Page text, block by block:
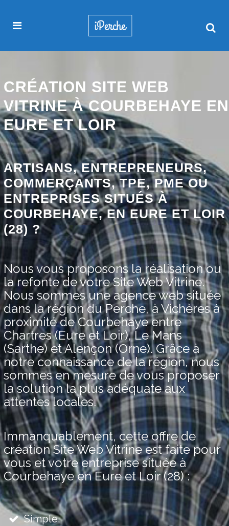
CRÉATION SITE WEB
VITRINE À COURBEHAYE EN
EURE ET LOIR
ARTISANS, ENTREPRENEURS,
COMMERÇANTS, TPE, PME OU
ENTREPRISES SITUÉS À
COURBEHAYE, EN EURE ET LOIR
(28) ?
Nous vous proposons la réalisation ou
la refonte de votre Site Web Vitrine.
Nous sommes une agence web située
dans la région du Perche, à Vichères à
proximité de Courbehaye entre
Chartres (Eure et Loir), Le Mans
(Sarthe) et Alençon (Orne). Grâce à
notre connaissance de la région, nous
sommes en mesure de vous proposer
la solution la plus adéquate aux
attentes locales.
Immanquablement, cette offre de
création Site Web Vitrine est faite pour
vous et votre entreprise située à
Courbehaye en Eure et Loir (28) :
Simple,